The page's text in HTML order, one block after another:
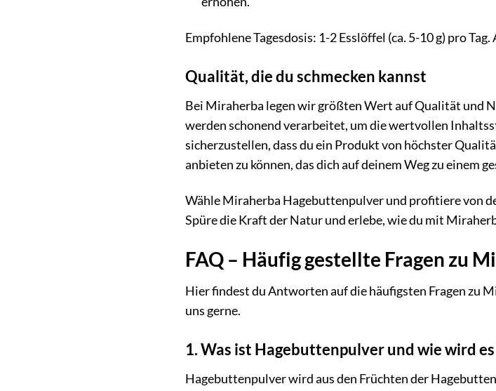
Empfohlene Tagesdosis: 1-2 Esslöffel (ca. 5-10 g) pro
Qualität, die du schmecken kannst
Bei Miraherba legen wir größten Wert auf Qualität und
werden schonend verarbeitet, um die wertvollen
sicherzustellen, dass du ein Produkt von höchster
anbieten zu können, das dich auf deinem Weg zu einem
Wähle Miraherba Hagebuttenpulver und profitiere von
Spüre die Kraft der Natur und erlebe, wie du mit
FAQ – Häufig gestellte Fragen zu
Hier findest du Antworten auf die häufigsten Fragen zu
uns gerne.
1. Was ist Hagebuttenpulver und wie wird
Hagebuttenpulver wird aus den Früchten der